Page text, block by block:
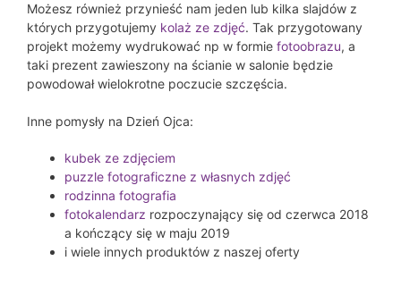
Możesz również przynieść nam jeden lub kilka slajdów z
których przygotujemy kolaż ze zdjęć. Tak przygotowany
projekt możemy wydrukować np w formie fotoobrazu, a
taki prezent zawieszony na ścianie w salonie będzie
powodował wielokrotne poczucie szczęścia.
Inne pomysły na Dzień Ojca:
kubek ze zdjęciem
puzzle fotograficzne z własnych zdjęć
rodzinna fotografia
fotokalendarz rozpoczynający się od czerwca 2018
a kończący się w maju 2019
i wiele innych produktów z naszej oferty